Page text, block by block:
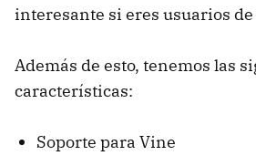
interesante si eres usuarios
Además de esto, tenemos las
características:
Soporte para Vine